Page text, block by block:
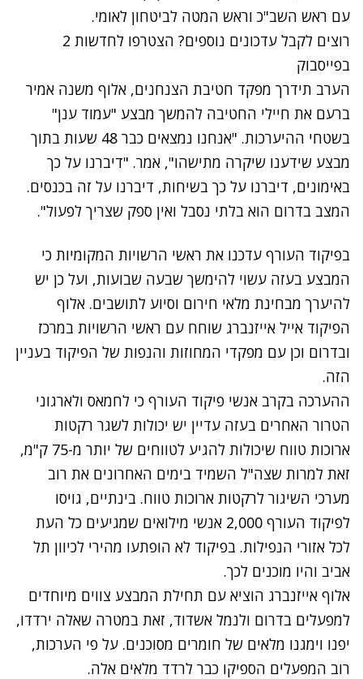
עם ראש השב"כ וראש המטה לביטחון לאומי.
רוצים לקבל עדכונים נוספים? הצטרפו לחדשות 2
בפייסבוק
הערב תידרך מפקד חטיבת הצנחנים, אלוף משנה אמיר
ברעם את חיילי החטיבה להמשך מבצע "עמוד ענן"
בשטחי ההיערכות. "אנחנו נמצאים כבר 48 שעות בתוך
מבצע שידענו שיקרה מתישהו", אמר. "דיברנו על כך
באימונים, דיברנו על כך בשיחות, דיברנו על זה בכנסים.
המצב בדרום הוא בלתי נסבל ואין ספק שצריך לפעול".
בפיקוד העורף עדכנו את ראשי הרשויות המקומיות כי
המבצע בעזה עשוי להימשך שבעה שבועות, ועל כן יש
להיערך מבחינת מלאי חירום וסיוע לתושבים. אלוף
הפיקוד אייל אייזנברג שוחח עם ראשי הרשויות במרכז
ובדרום וכן עם מפקדי המחוזות והנפות של הפיקוד בעניין
הזה.
נסה שוב
ההערכה בקרב אנשי פיקוד העורף כי לחמאס ולארגוני
הטרור האחרים בעזה עדיין יש יכולות לשגר רקטות
ארוכות טווח שיכולות להגיע לטווחים של יותר מ-75 ק"מ,
זאת למרות שצה"ל השמיד בימים האחרונים את רוב
מערכי השיגור לרקטות ארוכות טווח. בינתיים, גויסו
לפיקוד העורף 2,000 אנשי מילואים שמגיעים כל העת
לכל אזורי הנפילות. בפיקוד לא הופתעו מהירי לכיוון תל
אביב והיו מוכנים לכך.
אלוף אייזנברג הוציא עם תחילת המבצע צווים מיוחדים
למפעלים בדרום ולנמל אשדוד, זאת במטרה שאלה ירדדו,
יפנו וימגנו מלאים של חומרים מסוכנים. על פי הערכות,
רוב המפעלים הספיקו כבר לרדד מלאים אלה.